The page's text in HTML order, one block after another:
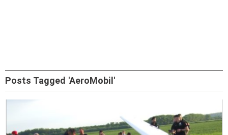
Posts Tagged 'AeroMobil'